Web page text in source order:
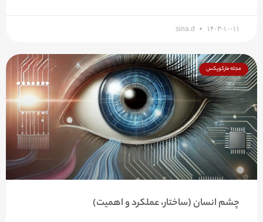
sina.d ۱۴۰۳-۱۰-۱۱
مجله مارکوپکس
چشم انسان (ساختار، عملکرد و اهمیت)